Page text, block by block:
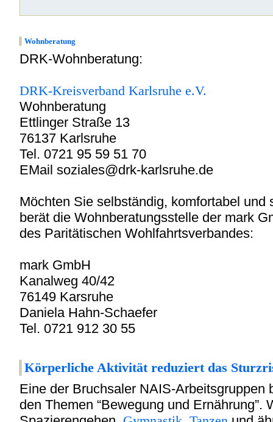
Wohnberatung
DRK-Wohnberatung:
DRK-Kreisverband Karlsruhe e.V.
Wohnberatung
Ettlinger Straße 13
76137 Karlsruhe
Tel. 0721 95 59 51 70
EMail soziales@drk-karlsruhe.de
Möchten Sie selbständig, komfortabel und
berät die Wohnberatungsstelle der mark
des Paritätischen Wohlfahrtsverbandes:
mark GmbH
Kanalweg 40/42
76149 Karsruhe
Daniela Hahn-Schaefer
Tel. 0721 912 30 55
Körperliche Aktivität reduziert das
Eine der Bruchsaler NAIS-Arbeitsgruppen
den Themen “Bewegung und Ernährung”.